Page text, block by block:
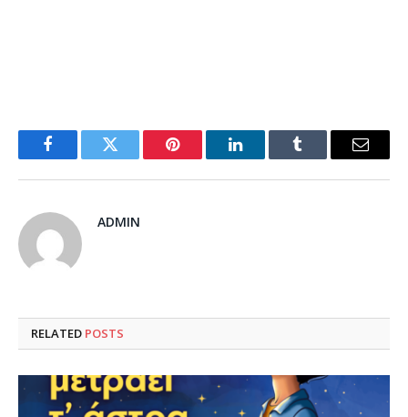
FacebookTwitter Pinterest LinkedInTumblr Email
ADMIN
RELATED POSTS